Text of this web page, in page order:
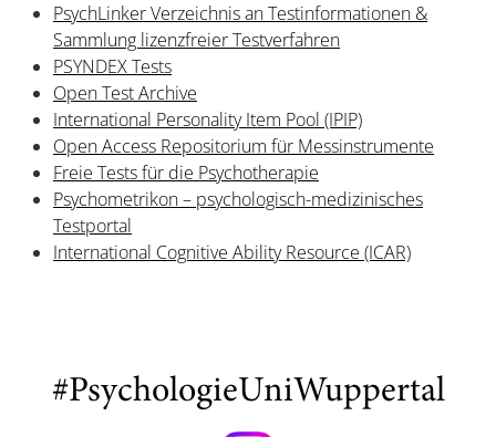
PsychLinker Verzeichnis an Testinformationen &
Sammlung lizenzfreier Testverfahren
PSYNDEX Tests
Open Test Archive
International Personality Item Pool (IPIP)
Open Access Repositorium für Messinstrumente
Freie Tests für die Psychotherapie
Psychometrikon – psychologisch-medizinisches
Testportal
International Cognitive Ability Resource (ICAR)
#PsychologieUniWuppertal